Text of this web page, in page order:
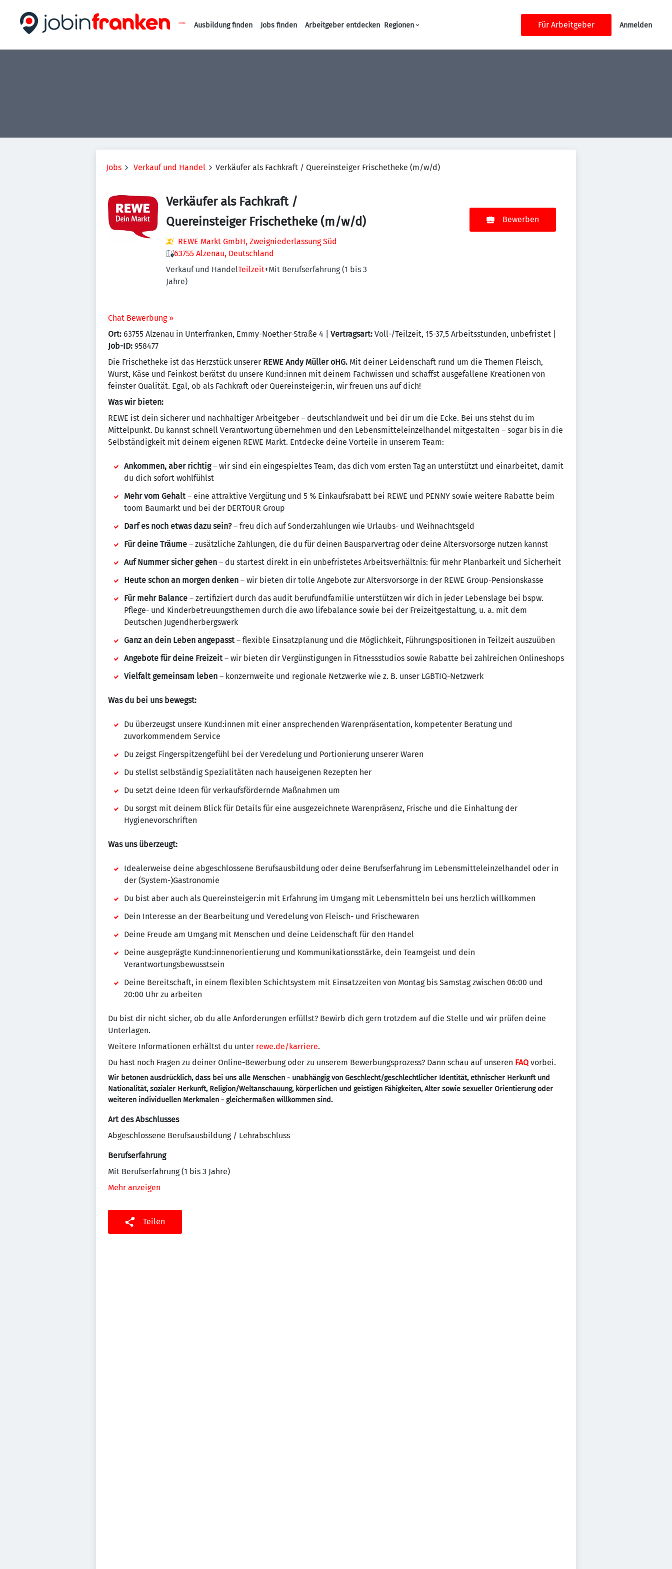
Haupt-Navigation
Ausbildung finden Jobs finden Arbeitgeber entdecken Regionen Für Arbeitgeber Anmelden
Jobs Verkauf und Handel Verkäufer als Fachkraft / Quereinsteiger Frischetheke (m/w/d)
Verkäufer als Fachkraft /
Quereinsteiger Frischetheke (m/w/d)
REWE Markt GmbH, Zweigniederlassung Süd
63755 Alzenau, Deutschland
Verkauf und HandelTeilzeit+Mit Berufserfahrung (1 bis 3
Jahre)
Bewerben
Chat Bewerbung »
Ort: 63755 Alzenau in Unterfranken, Emmy-Noether-Straße 4 | Vertragsart: Voll-/Teilzeit, 15-37,5 Arbeitsstunden, unbefristet |
Job-ID: 958477
Die Frischetheke ist das Herzstück unserer REWE Andy Müller oHG. Mit deiner Leidenschaft rund um die Themen Fleisch,
Wurst, Käse und Feinkost berätst du unsere Kund:innen mit deinem Fachwissen und schaffst ausgefallene Kreationen von
feinster Qualität. Egal, ob als Fachkraft oder Quereinsteiger:in, wir freuen uns auf dich!
Was wir bieten:
REWE ist dein sicherer und nachhaltiger Arbeitgeber – deutschlandweit und bei dir um die Ecke. Bei uns stehst du im
Mittelpunkt. Du kannst schnell Verantwortung übernehmen und den Lebensmitteleinzelhandel mitgestalten – sogar bis in die
Selbständigkeit mit deinem eigenen REWE Markt. Entdecke deine Vorteile in unserem Team:
Ankommen, aber richtig– wir sind ein eingespieltes Team, das dich vom ersten Tag an unterstützt und einarbeitet, damit
du dich sofort wohlfühlst
Mehr vom Gehalt– eine attraktive Vergütung und 5 % Einkaufsrabatt bei REWE und PENNY sowie weitere Rabatte beim
toom Baumarkt und bei der DERTOUR Group
Darf es noch etwas dazu sein?– freu dich auf Sonderzahlungen wie Urlaubs- und Weihnachtsgeld
Für deine Träume – zusätzliche Zahlungen, die du für deinen Bausparvertrag oder deine Altersvorsorge nutzen kannst
Auf Nummer sicher gehen – du startest direkt in ein unbefristetes Arbeitsverhältnis: für mehr Planbarkeit und Sicherheit
Heute schon an morgen denken – wir bieten dir tolle Angebote zur Altersvorsorge in der REWE Group-Pensionskasse
Für mehr Balance – zertifiziert durch das audit berufundfamilie unterstützen wir dich in jeder Lebenslage bei bspw.
Pflege- und Kinderbetreuungsthemen durch die awo lifebalance sowie bei der Freizeitgestaltung, u. a. mit dem
Deutschen Jugendherbergswerk
Ganz an dein Leben angepasst– flexible Einsatzplanung und die Möglichkeit, Führungspositionen in Teilzeit auszuüben
Angebote für deine Freizeit– wir bieten dir Vergünstigungen in Fitnessstudios sowie Rabatte bei zahlreichen Onlineshops
Vielfalt gemeinsam leben – konzernweite und regionale Netzwerke wie z. B. unser LGBTIQ-Netzwerk
Was du bei uns bewegst:
Du überzeugst unsere Kund:innen mit einer ansprechenden Warenpräsentation, kompetenter Beratung und
zuvorkommendem Service
Du zeigst Fingerspitzengefühl bei der Veredelung und Portionierung unserer Waren
Du stellst selbständig Spezialitäten nach hauseigenen Rezepten her
Du setzt deine Ideen für verkaufsfördernde Maßnahmen um
Du sorgst mit deinem Blick für Details für eine ausgezeichnete Warenpräsenz, Frische und die Einhaltung der
Hygienevorschriften
Was uns überzeugt:
Idealerweise deine abgeschlossene Berufsausbildung oder deine Berufserfahrung im Lebensmitteleinzelhandel oder in
der (System-)Gastronomie
Du bist aber auch als Quereinsteiger:in mit Erfahrung im Umgang mit Lebensmitteln bei uns herzlich willkommen
Dein Interesse an der Bearbeitung und Veredelung von Fleisch- und Frischewaren
Deine Freude am Umgang mit Menschen und deine Leidenschaft für den Handel
Deine ausgeprägte Kund:innenorientierung und Kommunikationsstärke, dein Teamgeist und dein
Verantwortungsbewusstsein
Deine Bereitschaft, in einem flexiblen Schichtsystem mit Einsatzzeiten von Montag bis Samstag zwischen 06:00 und
20:00 Uhr zu arbeiten
Du bist dir nicht sicher, ob du alle Anforderungen erfüllst? Bewirb dich gern trotzdem auf die Stelle und wir prüfen deine
Unterlagen.
Weitere Informationen erhältst du unter rewe.de/karriere.
Du hast noch Fragen zu deiner Online-Bewerbung oder zu unserem Bewerbungsprozess? Dann schau auf unseren FAQvorbei.
Wir betonen ausdrücklich, dass bei uns alle Menschen - unabhängig von Geschlecht/geschlechtlicher Identität, ethnischer Herkunft und
Nationalität, sozialer Herkunft, Religion/Weltanschauung, körperlichen und geistigen Fähigkeiten, Alter sowie sexueller Orientierung oder
weiteren individuellen Merkmalen - gleichermaßen willkommen sind.
Art des Abschlusses
Abgeschlossene Berufsausbildung / Lehrabschluss
Berufserfahrung
Mit Berufserfahrung (1 bis 3 Jahre)
Mehr anzeigen
Teilen